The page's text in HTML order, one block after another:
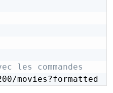
les commandes
movies?formatted